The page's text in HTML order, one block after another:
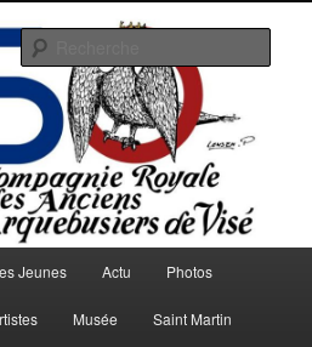
Jeunes Actu Photos
Musée Saint Martin